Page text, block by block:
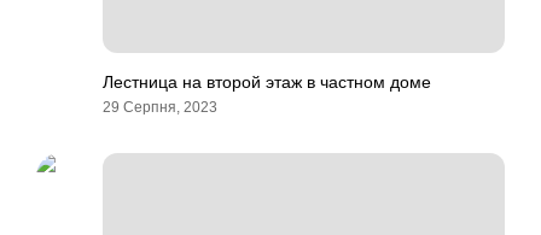
Лестница на второй этаж в частном доме
29 Серпня, 2023